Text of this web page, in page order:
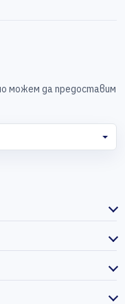
можем да предоставим